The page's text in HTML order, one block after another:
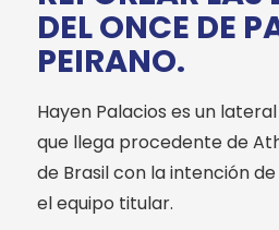
DEL ONCE DE
PEIRANO.
Hayen Palacios es un
que llega procedente de
de Brasil con la intención
el equipo titular.